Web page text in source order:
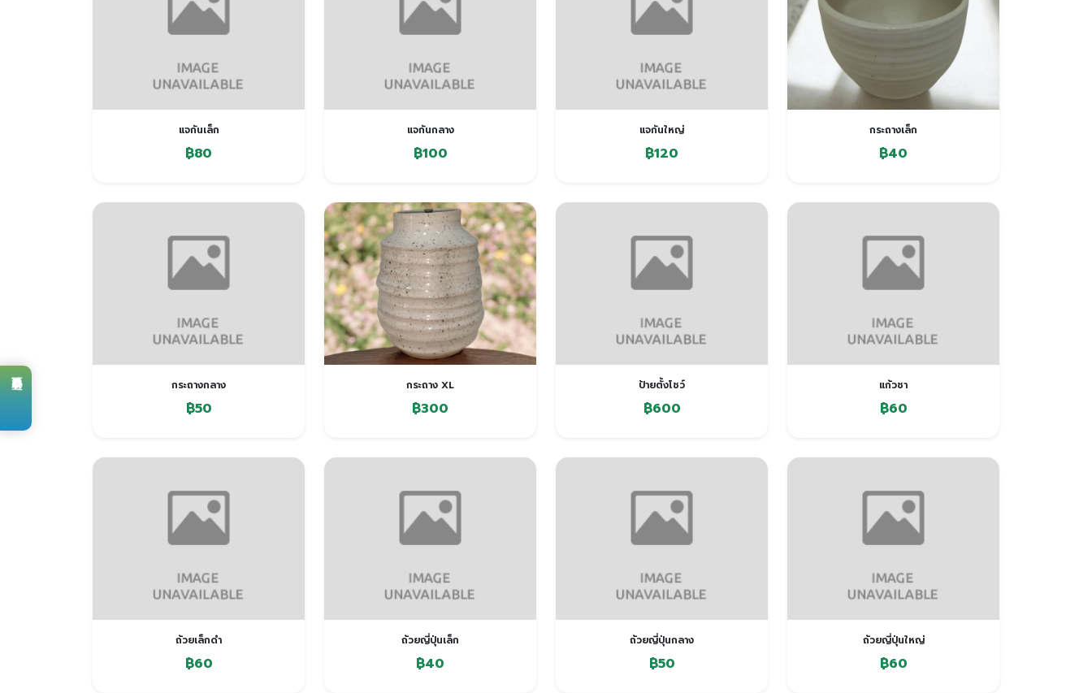
แจกันเล็ก
฿80
แจกันกลาง
฿100
แจกันใหญ่
฿120
กระถางเล็ก
฿40
กระถางกลาง
฿50
กระถาง XL
฿300
ป้ายตั้งโชว์
฿600
แก้วชา
฿60
ถ้วยเล็กดำ
฿60
ถ้วยญี่ปุ่นเล็ก
฿40
ถ้วยญี่ปุ่นกลาง
฿50
ถ้วยญี่ปุ่นใหญ่
฿60